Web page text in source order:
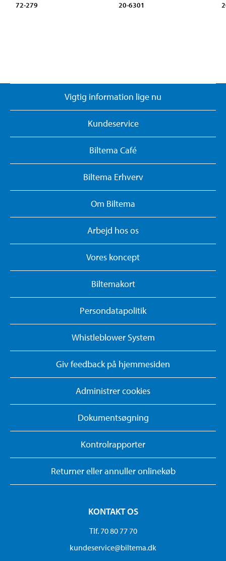
72-279 20-6301
Vigtig information lige nu
Kundeservice
Biltema Café
Biltema Erhverv
Om Biltema
Arbejd hos os
Vores koncept
Biltemakort
Persondatapolitik
Whistleblower System
Giv feedback på hjemmesiden
Administrer cookies
Dokumentsøgning
Kontrolrapporter
Returner eller annuller onlinekøb
KONTAKT OS
Tlf. 70 80 77 70
kundeservice@biltema.dk